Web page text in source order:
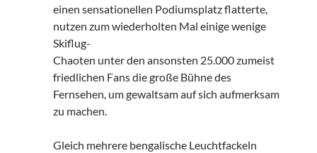
einen sensationellen Podiumsplatz flatterte,
nutzen zum wiederholten Mal einige wenige
Skiflug-
Chaoten unter den ansonsten 25.000 zumeist
friedlichen Fans die große Bühne des
Fernsehen, um gewaltsam auf sich aufmerksam
zu machen.
Gleich mehrere bengalische Leuchtfackeln